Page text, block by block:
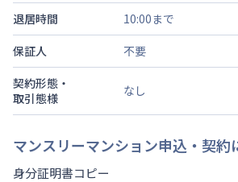
退居時間
10:00まで
保証人
不要
契約形態・
取引態様
なし
マンスリーマンション申込・契約
身分証明書コピー